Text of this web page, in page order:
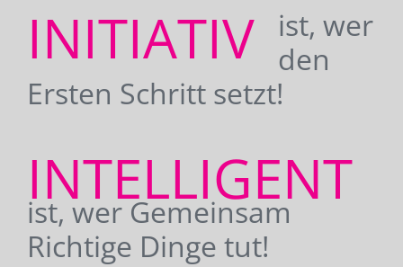
INITIATIV
ist, wer
den
Ersten Schritt setzt!
INTELLIGENT
ist, wer Gemeinsam
Richtige Dinge tut!